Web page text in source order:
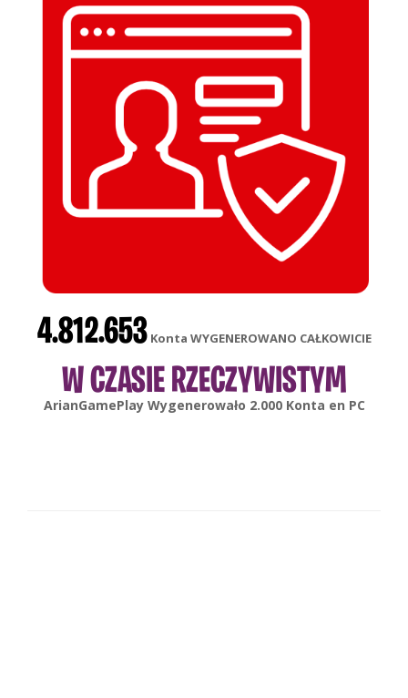
4.812.653 Konta WYGENEROWANO CAŁKOWICIE
W CZASIE RZECZYWISTYM
gonsabellaWygenerowało6.000Konta enAndroid